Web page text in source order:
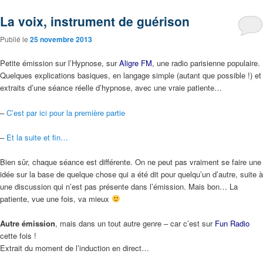
La voix, instrument de guérison
Publié le 25 novembre 2013
Petite émission sur l’Hypnose, surAligre FM, une radio parisienne populaire.
Quelques explications basiques, en langage simple (autant que possible !) et
extraits d’une séance réelle d’hypnose, avec une vraie patiente…
–C’est par ici pour la première partie
– Et la suite et fin…
Bien sûr, chaque séance est différente. On ne peut pas vraiment se faire une
idée sur la base de quelque chose qui a été dit pour quelqu’un d’autre, suite à
une discussion qui n’est pas présente dans l’émission. Mais bon… La
patiente, vue une fois, va mieux
Autre émission, mais dans un tout autre genre – car c’est sur Fun Radio
cette fois !
Extrait du moment de l’induction en direct…